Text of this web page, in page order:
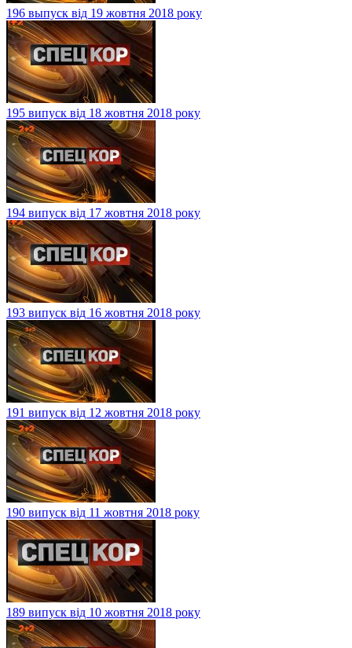
196 выпуск від 19 жовтня 2018 року
195 випуск від 18 жовтня 2018 року
194 випуск від 17 жовтня 2018 року
193 випуск від 16 жовтня 2018 року
191 випуск від 12 жовтня 2018 року
190 випуск від 11 жовтня 2018 року
189 випуск від 10 жовтня 2018 року